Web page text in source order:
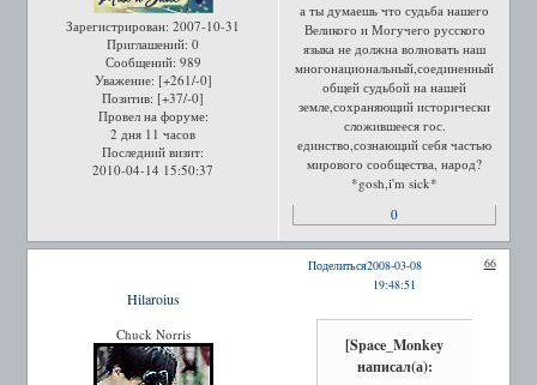
Зарегистрирован: 2007-10-31
Приглашений: 0
Сообщений: 989
Уважение: [+261/-0]
Позитив: [+37/-0]
Провел на форуме:
2 дня 11 часов
Последний визит:
2010-04-14 15:50:37
а ты думаешь что судьба нашего
Великого и Могучего русского
языка не должна волновать наш
многонациональный,соединенный
общей судьбой на нашей
земле,сохраняющий исторически
сложившееся гос.
единство,сознающий себя частью
мирового сообщества, народ?
*gosh,i'm sick*
0
Поделиться 66
2008-03-08
19:48:51
Hilaroius
Chuck Norris
[Space_Monkey
написал(а):